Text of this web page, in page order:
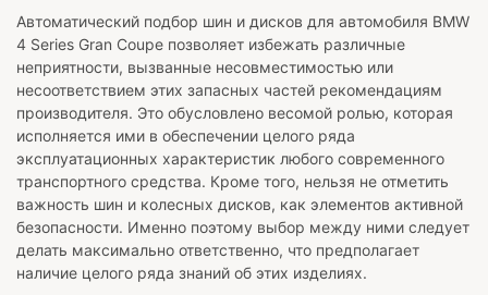
Автоматический подбор шин и дисков для автомобиля BMW
4 Series Gran Coupe позволяет избежать различные
неприятности, вызванные несовместимостью или
несоответствием этих запасных частей рекомендациям
производителя. Это обусловлено весомой ролью, которая
исполняется ими в обеспечении целого ряда
эксплуатационных характеристик любого современного
транспортного средства. Кроме того, нельзя не отметить
важность шин и колесных дисков, как элементов активной
безопасности. Именно поэтому выбор между ними следует
делать максимально ответственно, что предполагает
наличие целого ряда знаний об этих изделиях.